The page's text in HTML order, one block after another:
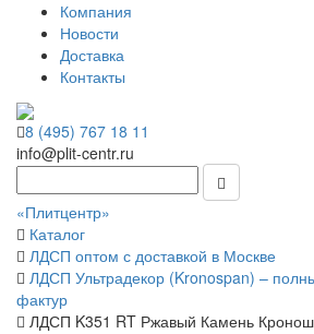
Компания
Новости
Доставка
Контакты
8 (495) 767 18 11
info@plit-centr.ru
«Плитцентр»
Каталог
ЛДСП оптом с доставкой в Москве
ЛДСП Ультрадекор (Kronospan) –
фактур
ЛДСП K351 RT Ржавый Камень